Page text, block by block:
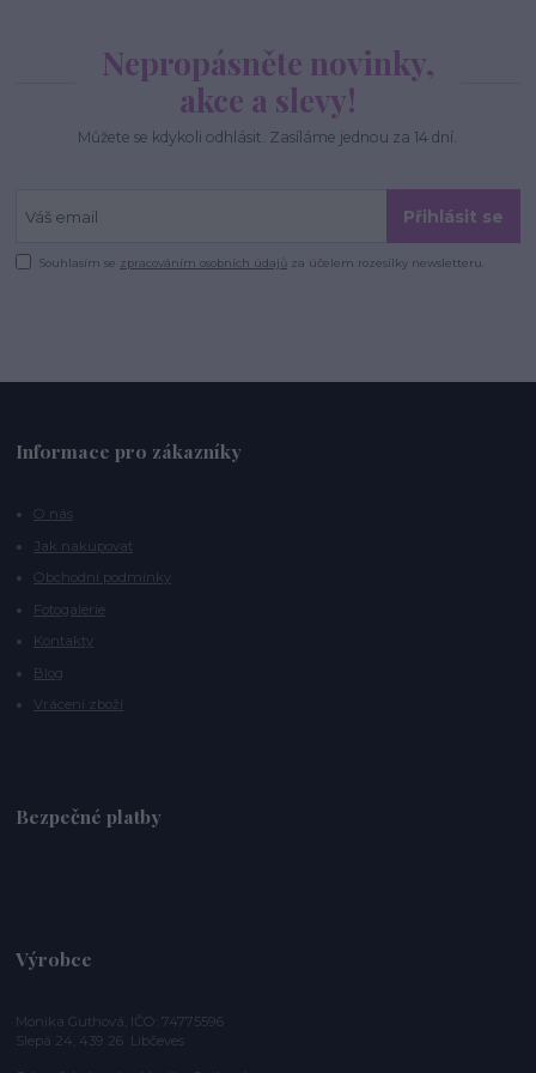
Nepropásněte novinky,
akce a slevy!
Můžete se kdykoli odhlásit. Zasíláme jednou za 14 dní.
Přihlásit se
Souhlasím se zpracováním osobních údajů za účelem rozesílky newsletteru.
Informace pro zákazníky
O nás
Jak nakupovat
Obchodní podmínky
Fotogalerie
Kontakty
Blog
Vrácení zboží
Bezpečné platby
Výrobce
Monika Guthová, IČO: 74775596
Slepá 24, 439 26 Libčeves